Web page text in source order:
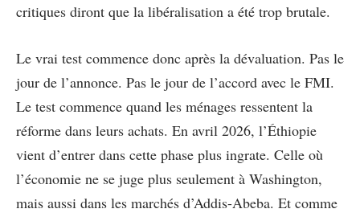
critiques diront que la libéralisation a été trop brutale.
Le vrai test commence donc après la dévaluation. Pas le
jour de l’annonce. Pas le jour de l’accord avec le FMI.
Le test commence quand les ménages ressentent la
réforme dans leurs achats. En avril 2026, l’Éthiopie
vient d’entrer dans cette phase plus ingrate. Celle où
l’économie ne se juge plus seulement à Washington,
mais aussi dans les marchés d’Addis-Abeba. Et comme